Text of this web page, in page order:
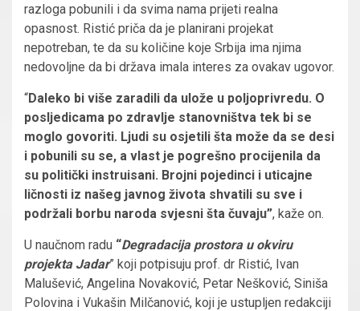
razloga pobunili i da svima nama prijeti realna
opasnost. Ristić priča da je planirani projekat
nepotreban, te da su količine koje Srbija ima njima
nedovoljne da bi država imala interes za ovakav ugovor.
“Daleko bi više zaradili da ulože u poljoprivredu. O
posljedicama po zdravlje stanovništva tek bi se
moglo govoriti. Ljudi su osjetili šta može da se desi
i pobunili su se, a vlast je pogrešno procijenila da
su politički instruisani. Brojni pojedinci i uticajne
ličnosti iz našeg javnog života shvatili su sve i
podržali borbu naroda svjesni šta čuvaju”, kaže on.
U naučnom radu “Degradacija prostora u okviru
projekta Jadar” koji potpisuju prof. dr Ristić, Ivan
Malušević, Angelina Novaković, Petar Nešković, Siniša
Polovina i Vukašin Milčanović, koji je ustupljen redakciji